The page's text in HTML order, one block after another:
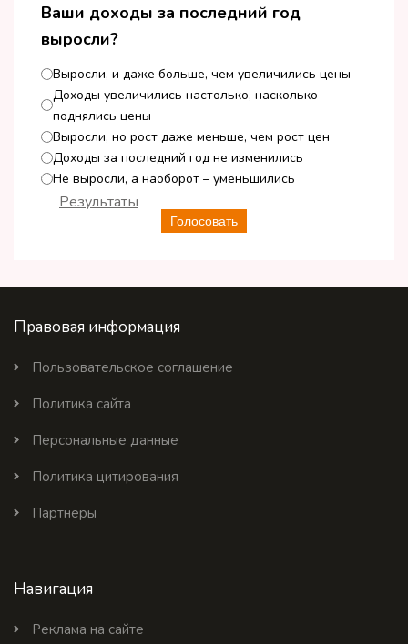
Ваши доходы за последний год
выросли?
Выросли, и даже больше, чем увеличились цены
Доходы увеличились настолько, насколько
поднялись цены
Выросли, но рост даже меньше, чем рост цен
Доходы за последний год не изменились
Не выросли, а наоборот – уменьшились
Голосовать
Результаты
Правовая информация
Пользовательское соглашение
Политика сайта
Персональные данные
Политика цитирования
Партнеры
Навигация
Реклама на сайте